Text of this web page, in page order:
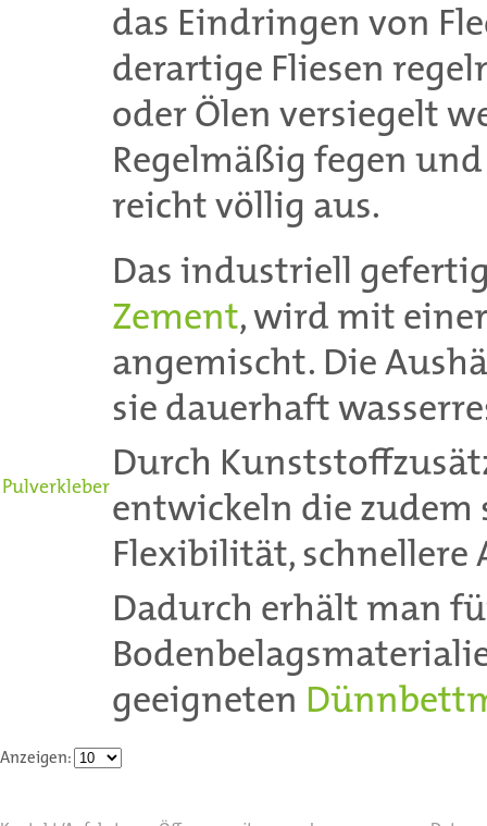
das Eindringen von
derartige Fliesen
oder Ölen versiegelt
Regelmäßig fegen
reicht völlig aus.
Pulverkleber
Das industriell
Zement, wird mit
angemischt. Die
sie dauerhaft
Durch
entwickeln die zudem
Flexibilität, schnellere
Dadurch erhält man
geeigneten
Anzeigen: